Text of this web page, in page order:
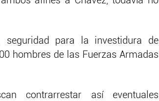
seguridad para la investidura de
hombres de las Fuerzas Armadas
contrarrestar así eventuales